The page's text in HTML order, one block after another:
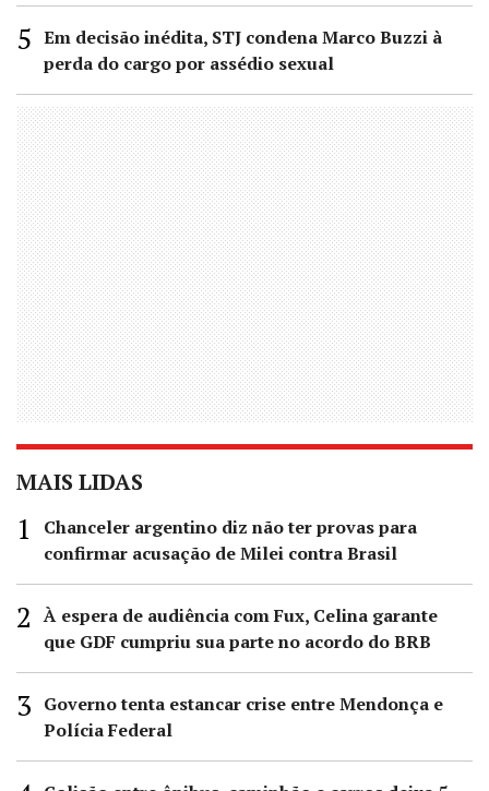
Em decisão inédita, STJ condena Marco Buzzi à
perda do cargo por assédio sexual
MAIS LIDAS
Chanceler argentino diz não ter provas para
confirmar acusação de Milei contra Brasil
À espera de audiência com Fux, Celina garante
que GDF cumpriu sua parte no acordo do BRB
Governo tenta estancar crise entre Mendonça e
Polícia Federal